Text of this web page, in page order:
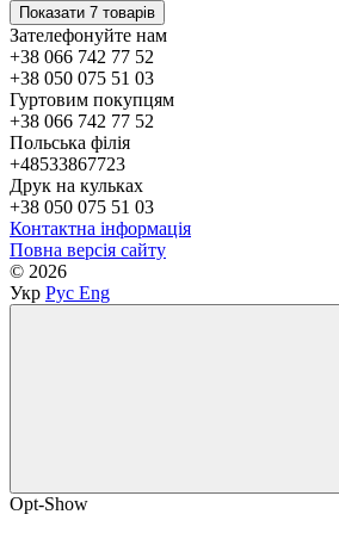
Показати 7 товарів
Зателефонуйте нам
+38 066 742 77 52
+38 050 075 51 03
Гуртовим покупцям
+38 066 742 77 52
Польська філія
+48533867723
Друк на кульках
+38 050 075 51 03
Контактна інформація
Повна версія сайту
© 2026
Укр Рус Eng
Opt-Show